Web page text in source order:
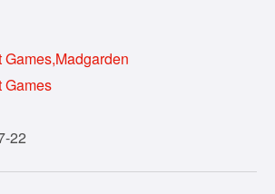
Games,Madgarden
Games
22